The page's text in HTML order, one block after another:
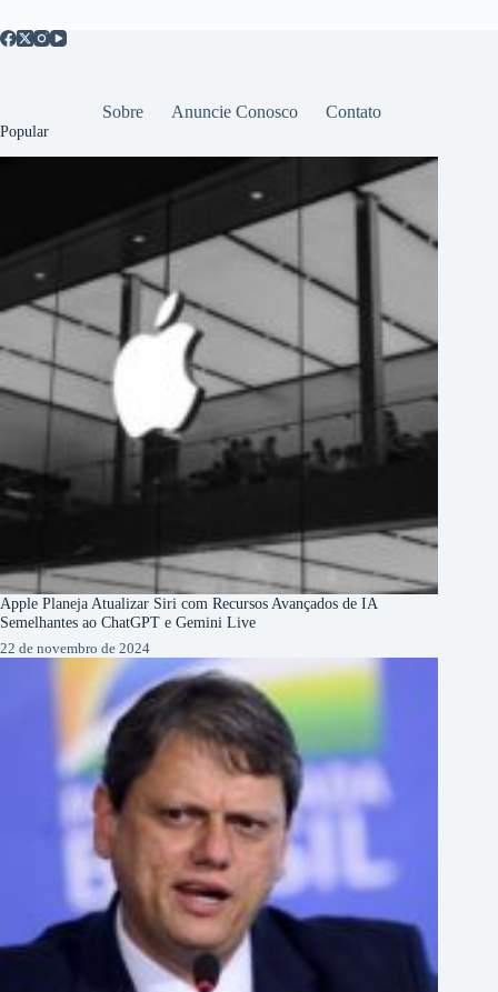
Sobre Anuncie Conosco Contato
Popular
Apple Planeja Atualizar Siri com Recursos Avançados de IA
Semelhantes ao ChatGPT e Gemini Live
22 de novembro de 2024